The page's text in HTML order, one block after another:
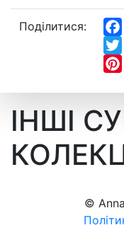
Поділитися:
ІНШІ
©